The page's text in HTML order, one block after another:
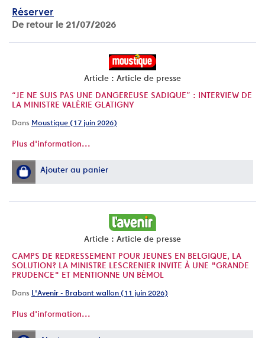
Réserver
De retour le 21/07/2026
Article : Article de presse
“JE NE SUIS PAS UNE DANGEREUSE SADIQUE” : INTERVIEW DE
LA MINISTRE VALÉRIE GLATIGNY
Dans Moustique (17 juin 2026)
Plus d'information...
Ajouter au panier
Article : Article de presse
CAMPS DE REDRESSEMENT POUR JEUNES EN BELGIQUE, LA
SOLUTION? LA MINISTRE LESCRENIER INVITE À UNE "GRANDE
PRUDENCE" ET MENTIONNE UN BÉMOL
Dans L'Avenir - Brabant wallon (11 juin 2026)
Plus d'information...